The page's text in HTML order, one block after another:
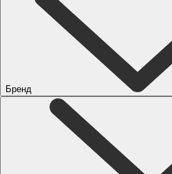
Бренд